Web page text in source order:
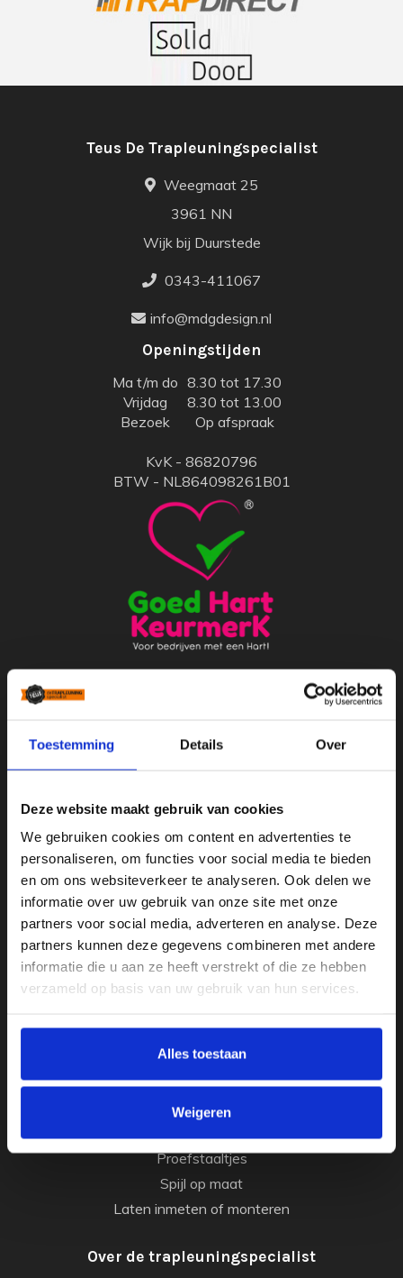
Toestemming Details Over
Deze website maakt gebruik van cookies
We gebruiken cookies om content en advertenties te
personaliseren, om functies voor social media te bieden
en om ons websiteverkeer te analyseren. Ook delen we
informatie over uw gebruik van onze site met onze
partners voor social media, adverteren en analyse. Deze
partners kunnen deze gegevens combineren met andere
informatie die u aan ze heeft verstrekt of die ze hebben
verzameld op basis van uw gebruik van hun services.
Alles toestaan
Weigeren
Teus De Trapleuningspecialist
Weegmaat 25
3961 NN
Wijk bij Duurstede
0343-411067
info@mdgdesign.nl
Openingstijden
Ma t/m do 8.30 tot 17.30
Vrijdag
8.30 tot 13.00
Bezoek
Op afspraak
KvK - 86820796
BTW - NL864098261B01
Houten trapleuning met houders
RVS trapleuningen
Gebogen trapleuningen
Smeedijzeren trapleuningen
Trapleuningen met LED verlichting
Houten trapleuningen
Hekwerken
Balustrade rails
Gordijnroede
Proefstaaltjes
Spijl op maat
Laten inmeten of monteren
Over de trapleuningspecialist